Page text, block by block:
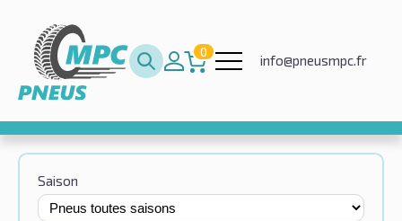
0
info@pneusmpc.fr
Saison